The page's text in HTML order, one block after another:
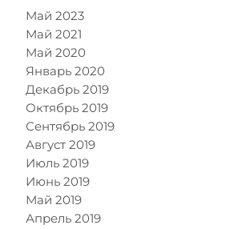
Май 2023
Май 2021
Май 2020
Январь 2020
Декабрь 2019
Октябрь 2019
Сентябрь 2019
Август 2019
Июль 2019
Июнь 2019
Май 2019
Апрель 2019